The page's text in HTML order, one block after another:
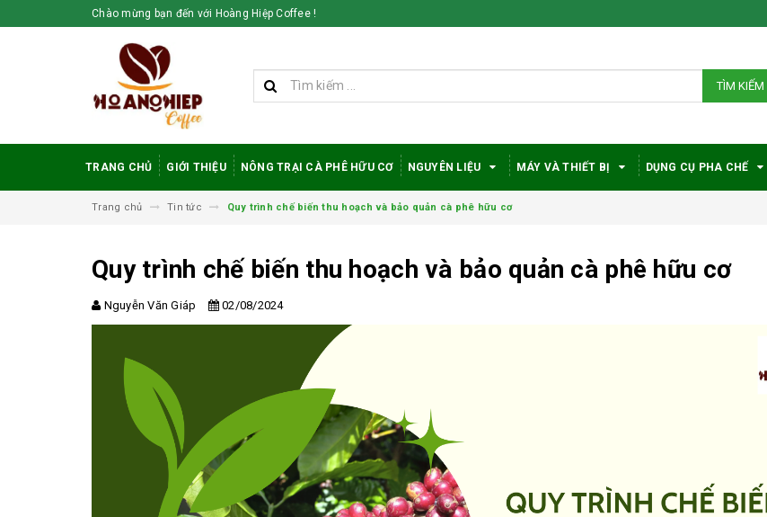
Chào mừng bạn đến với Hoàng Hiệp Coffee !
TÌM KIẾM
TRANG CHỦ GIỚI THIỆU NÔNG TRẠI CÀ PHÊ HỮU CƠ NGUYÊN LIỆU MÁY VÀ THIẾT BỊ DỤNG CỤ PHA CHẾ
Trang chủ Tin tức Quy trình chế biến thu hoạch và bảo quản cà phê hữu cơ
Quy trình chế biến thu hoạch và bảo quản cà phê hữu cơ
Nguyễn Văn Giáp 02/08/2024
robusta rang mộc
được đánh giá cao
trong giới sành cà
phê?
10/06/2026
Bí quyết chọn mua
cà phê hạt rang
mộc thơm ngon,
chuẩn vị
10/06/2026
người yêu thích?
10/06/2026